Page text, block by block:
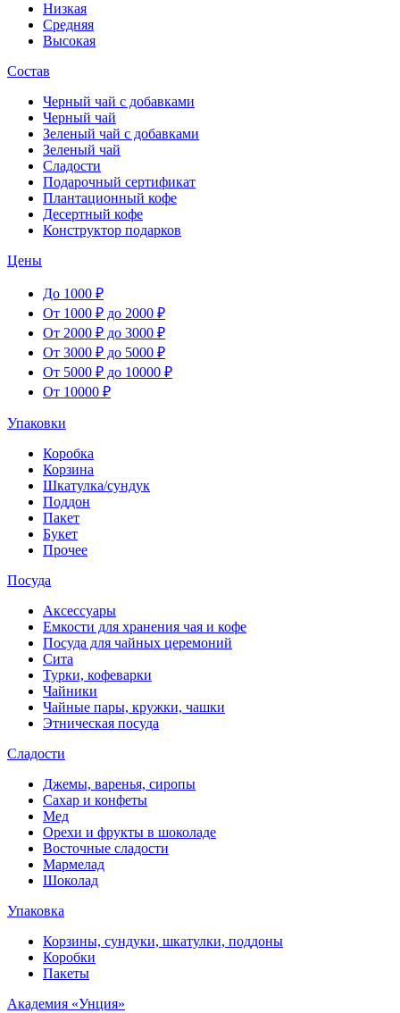
Низкая
Средняя
Высокая
Состав
Черный чай с добавками
Черный чай
Зеленый чай с добавками
Зеленый чай
Сладости
Подарочный сертификат
Плантационный кофе
Десертный кофе
Конструктор подарков
Цены
До 1000 ₽
От 1000 ₽ до 2000 ₽
От 2000 ₽ до 3000 ₽
От 3000 ₽ до 5000 ₽
От 5000 ₽ до 10000 ₽
От 10000 ₽
Упаковки
Коробка
Корзина
Шкатулка/сундук
Поддон
Пакет
Букет
Прочее
Посуда
Аксессуары
Емкости для хранения чая и кофе
Посуда для чайных церемоний
Сита
Турки, кофеварки
Чайники
Чайные пары, кружки, чашки
Этническая посуда
Сладости
Джемы, варенья, сиропы
Сахар и конфеты
Мед
Орехи и фрукты в шоколаде
Восточные сладости
Мармелад
Шоколад
Упаковка
Корзины, сундуки, шкатулки, поддоны
Коробки
Пакеты
Академия «Унция»